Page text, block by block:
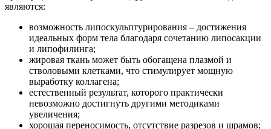
являются:
возможность липоскульптурирования – достижения
идеальных форм тела благодаря сочетанию липосакции
и липофилинга;
жировая ткань может быть обогащена плазмой и
стволовыми клетками, что стимулирует мощную
выработку коллагена;
естественный результат, которого практически
невозможно достигнуть другими методиками
увеличения;
хорошая переносимость, отсутствие разрезов и шрамов;